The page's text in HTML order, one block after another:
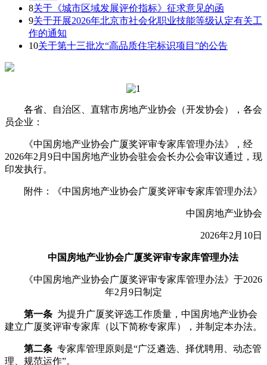
8关于《城市区域发展评价指标》征求意见的函
9关于开展2026年北京市社会化职业技能等级认定有关工
作的通知
10关于第十三批次“高品质住宅标识项目”的公告
各省、自治区、直辖市房地产业协会（开发协会），各会
员企业：
《中国房地产业协会广厦奖评审专家库管理办法》，经
2026年2月9日中国房地产业协会驻会会长办公会审议通过，现
印发执行。
附件：《中国房地产业协会广厦奖评审专家库管理办法》
中国房地产业协会
2026年2月10日
中国房地产业协会广厦奖评审专家库管理办法
《中国房地产业协会广厦奖评审专家库管理办法》于2026
年2月9日制定
第一条 为提升广厦奖评选工作质量，中国房地产业协会
建立广厦奖评审专家库（以下简称专家库），并制定本办法。
第二条 专家库管理原则是“广泛遴选、择优聘用、动态管
理、规范运作”。